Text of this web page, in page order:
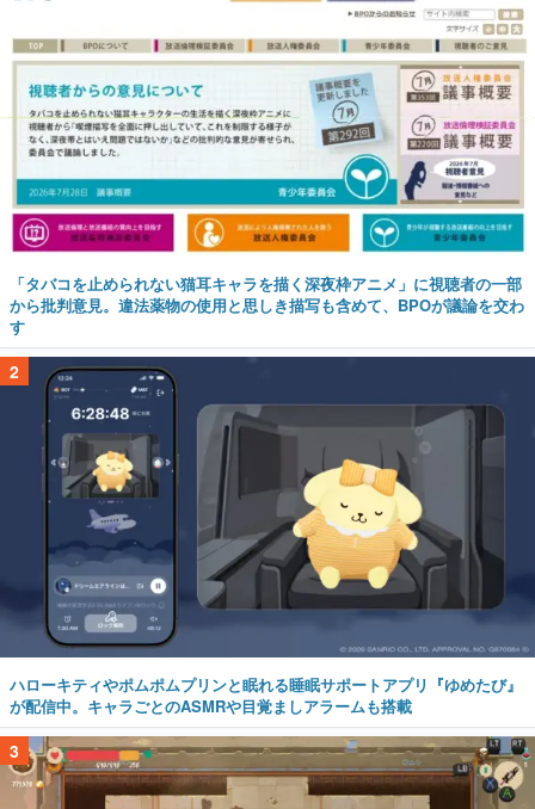
「タバコを止められない猫耳キャラを描く深夜枠アニメ」に視聴者の一部
から批判意見。違法薬物の使用と思しき描写も含めて、BPOが議論を交わ
す
2
ハローキティやポムポムプリンと眠れる睡眠サポートアプリ『ゆめたび』
が配信中。キャラごとのASMRや目覚ましアラームも搭載
3